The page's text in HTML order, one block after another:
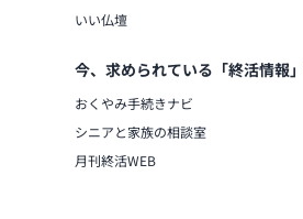
いい仏壇
今、求められている「終活情報
おくやみ手続きナビ
シニアと家族の相談室
月刊終活WEB